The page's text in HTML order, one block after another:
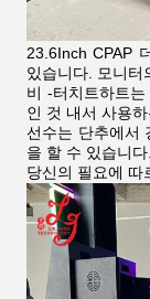
23.6Inch CPAP
있습니다. 모니터
비 -터치트하트
인 것 내서 사용
선수는 단추에서
을 할 수 있습니
당신의 필요에 따